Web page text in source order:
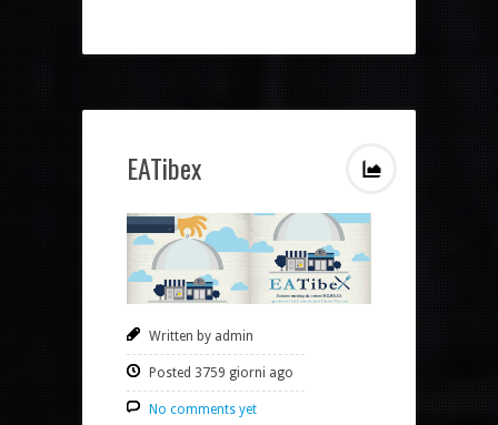
EATibex
Written by admin
Posted 3759 giorni ago
No comments yet